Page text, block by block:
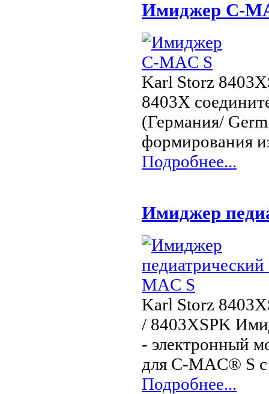
Имиджер C-
Karl Storz
8403X
(Германия/
формирования
Подробнее...
Имиджер
Karl Storz
/ 8403XSPK
- электронный
для C-MAC® S
Подробнее...